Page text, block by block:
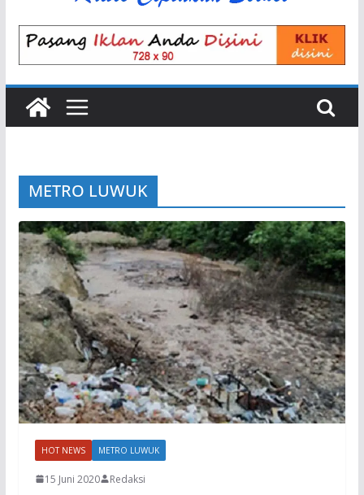
METRO LUWUK
HOT NEWS METRO LUWUK
15 Juni 2020 Redaksi